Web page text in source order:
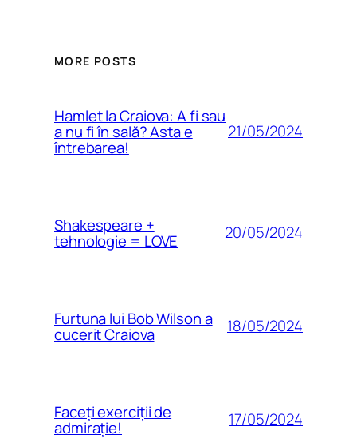
MORE POSTS
Hamlet la Craiova: A fi sau
a nu fi în sală? Asta e
întrebarea!
21/05/2024
Shakespeare +
tehnologie = LOVE 20/05/2024
Furtuna lui Bob Wilson a
cucerit Craiova 18/05/2024
Faceți exerciții de
admirație! 17/05/2024